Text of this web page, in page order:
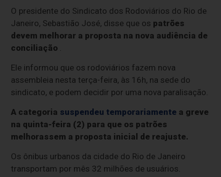
O presidente do Sindicato dos Rodoviários do Rio de
Janeiro, Sebastião José, disse que os patrões
devem melhorar a proposta na nova audiência de
conciliação .
Ele informou que os rodoviários fazem nova
assembleia nesta terça-feira, às 16h, na sede do
sindicato, e podem decidir por uma nova paralisação.
A categoria suspendeu temporariamente a greve
na quinta-feira (2) para que os patrões
melhorassem a proposta inicial de reajuste.
Os ônibus urbanos da cidade do Rio de Janeiro
transportam por mês 32 milhões de usuários.